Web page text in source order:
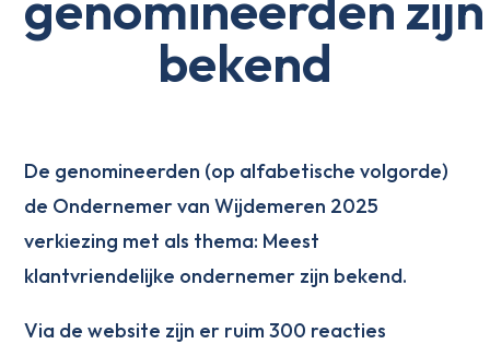
bekend
De genomineerden (op alfabetische volgorde)
de Ondernemer van Wijdemeren 2025
verkiezing met als thema: Meest
klantvriendelijke ondernemer zijn bekend.
Via de website zijn er ruim 300 reacties